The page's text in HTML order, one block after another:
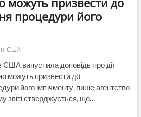
процедури його
США
США випустила доповідь про дії
можуть призвести до
його імпічменту, пише агентство
звіті стверджується, що…